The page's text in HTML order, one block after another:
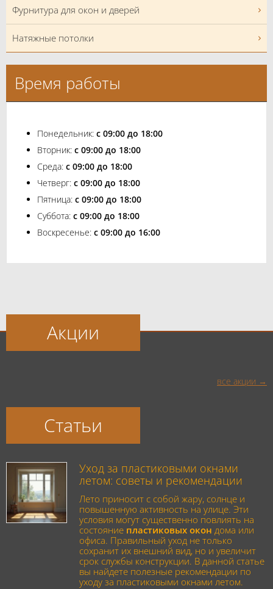
Фурнитура для окон и дверей
Натяжные потолки
Время работы
Понедельник: с 09:00 до 18:00
Вторник: с 09:00 до 18:00
Среда: с 09:00 до 18:00
Четверг: с 09:00 до 18:00
Пятница: с 09:00 до 18:00
Суббота: с 09:00 до 18:00
Воскресенье: с 09:00 до 16:00
Акции
все акции
Статьи
Уход за пластиковыми окнами
летом: советы и рекомендации
Лето приносит с собой жару, солнце и
повышенную активность на улице. Эти
условия могут существенно повлиять на
состояние пластиковых окон дома или
офиса. Правильный уход не только
сохранит их внешний вид, но и увеличит
срок службы конструкции. В данной статье
вы найдете полезные рекомендации по
уходу за пластиковыми окнами летом.